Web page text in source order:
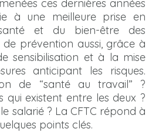
ces dernières années
à une meilleure prise en
et du bien-être des
prévention aussi, grâce à
sensibilisation et à la mise
anticipant les risques.
de “santé au travail” ?
qui existent entre les deux ?
salarié ? La CFTC répond à
points clés.